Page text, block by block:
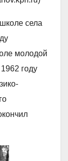
села
молодой
году